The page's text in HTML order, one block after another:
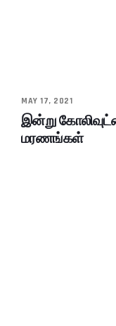
MAY 17, 2021
இன்று
மரணங்கள்